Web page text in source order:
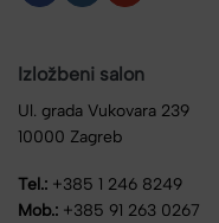
Izložbeni salon
Ul. grada Vukovara 239
10000 Zagreb
Tel.: +385 1 246 8249
Mob.: +385 91 263 0267